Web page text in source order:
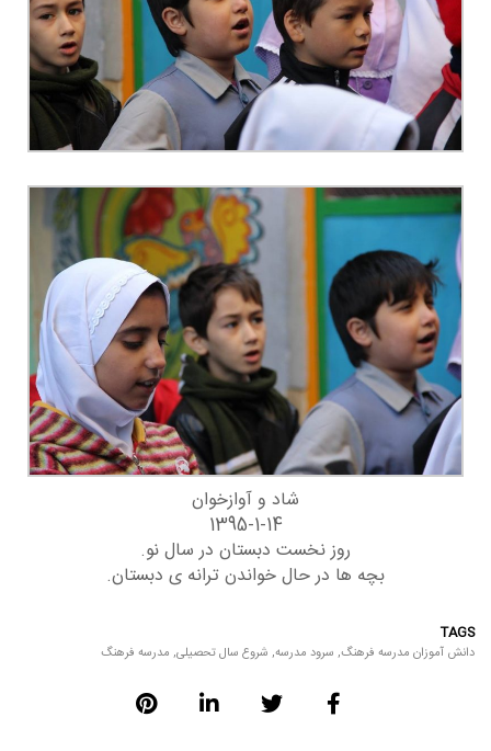
شاد و آوازخوان
1395-1-14
روز نخست دبستان در سال نو.
بچه ها در حال خواندن ترانه ی دبستان.
TAGS
دانش آموزان مدرسه فرهنگ, سرود مدرسه, شروع سال تحصیلی, مدرسه فرهنگ